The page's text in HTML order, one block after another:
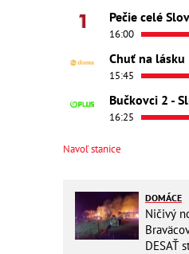
Pečie celé
16:00
Chuť na lásku
15:45
16:25
Navoľ stanice
DOMÁCE
Ničivý
DESAŤ